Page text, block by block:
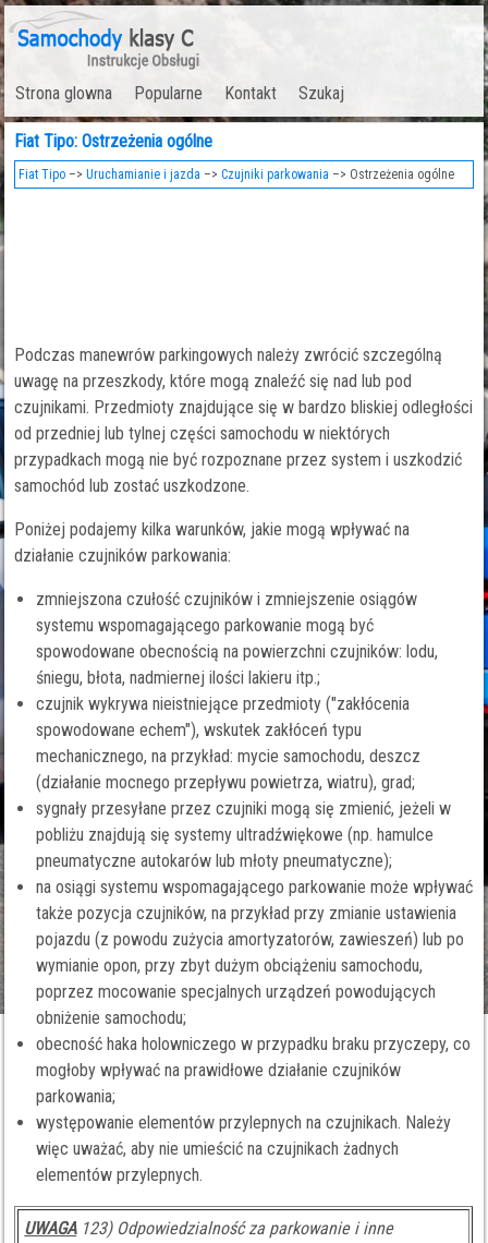
Strona glowna Popularne Kontakt Szukaj
Fiat Tipo: Ostrzeżenia ogólne
Fiat Tipo –>Uruchamianie i jazda –>Czujniki parkowania –> Ostrzeżenia ogólne
Podczas manewrów parkingowych należy zwrócić szczególną
uwagę na przeszkody, które mogą znaleźć się nad lub pod
czujnikami. Przedmioty znajdujące się w bardzo bliskiej odległości
od przedniej lub tylnej części samochodu w niektórych
przypadkach mogą nie być rozpoznane przez system i uszkodzić
samochód lub zostać uszkodzone.
Poniżej podajemy kilka warunków, jakie mogą wpływać na
działanie czujników parkowania:
zmniejszona czułość czujników i zmniejszenie osiągów
systemu wspomagającego parkowanie mogą być
spowodowane obecnością na powierzchni czujników: lodu,
śniegu, błota, nadmiernej ilości lakieru itp.;
czujnik wykrywa nieistniejące przedmioty ("zakłócenia
spowodowane echem"), wskutek zakłóceń typu
mechanicznego, na przykład: mycie samochodu, deszcz
(działanie mocnego przepływu powietrza, wiatru), grad;
sygnały przesyłane przez czujniki mogą się zmienić, jeżeli w
pobliżu znajdują się systemy ultradźwiękowe (np. hamulce
pneumatyczne autokarów lub młoty pneumatyczne);
na osiągi systemu wspomagającego parkowanie może wpływać
także pozycja czujników, na przykład przy zmianie ustawienia
pojazdu (z powodu zużycia amortyzatorów, zawieszeń) lub po
wymianie opon, przy zbyt dużym obciążeniu samochodu,
poprzez mocowanie specjalnych urządzeń powodujących
obniżenie samochodu;
obecność haka holowniczego w przypadku braku przyczepy, co
mogłoby wpływać na prawidłowe działanie czujników
parkowania;
występowanie elementów przylepnych na czujnikach. Należy
więc uważać, aby nie umieścić na czujnikach żadnych
elementów przylepnych.
UWAGA123) Odpowiedzialność za parkowanie i inne